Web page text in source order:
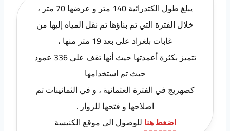
يبلغ طول الكتدرائية 140 متر و عرضها 70 متر ،
خلال الفترة التي تم بناؤها تم نقل المياه إليها من
غابات بلغراد على بعد 19 متر منها ،
تتميز بكثرة أعمدتها حيث أنها تقف على 336 عمود
حيث تم استخدامها
كصهريج في الفترة العثمانية ، و في الثمانينات تم
اصلاحها و فتحها للزوار .
اضغط هنا للوصول الى موقع الكنيسة